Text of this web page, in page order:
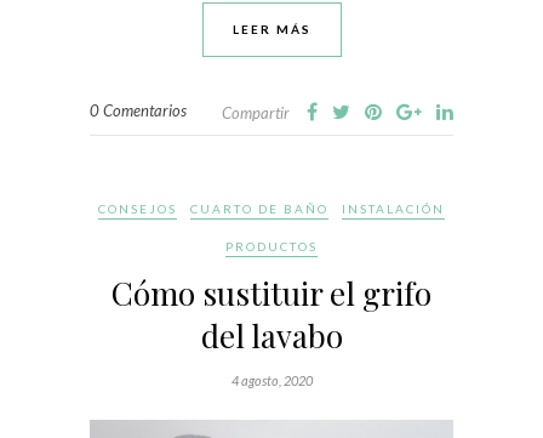
LEER MÁS
0 Comentarios Compartir
CONSEJOS CUARTO DE BAÑO INSTALACIÓN
PRODUCTOS
Cómo sustituir el grifo
del lavabo
4 agosto, 2020